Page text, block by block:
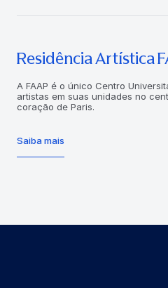
Residência Artística
A FAAP é o único Centro
artistas em suas unidades no
coração de Paris.
Saiba mais